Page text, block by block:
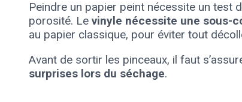
Peindre un papier peint nécessite un test
porosité. Le vinyle nécessite une sous-
au papier classique, pour éviter tout
Avant de sortir les pinceaux, il faut
surprises lors du séchage.